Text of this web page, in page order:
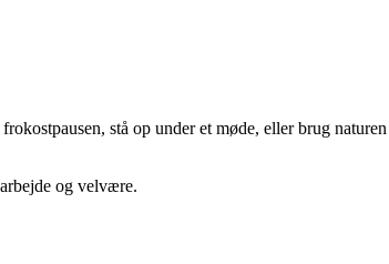
stå op under et møde, eller brug
og velvære.